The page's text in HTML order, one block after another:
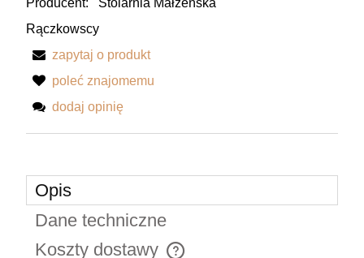
Rączkowscy
zapytaj o produkt
poleć znajomemu
dodaj opinię
Opis
Dane techniczne
Koszty dostawy